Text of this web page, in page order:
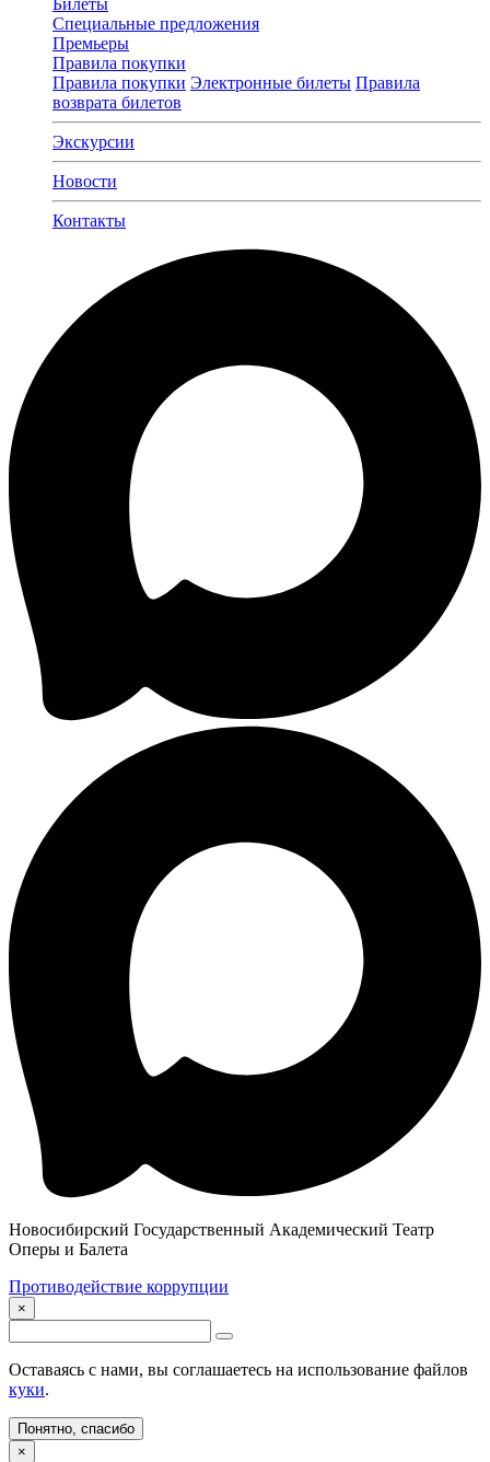
Билеты
Специальные предложения
Премьеры
Правила покупки
Правила покупки Электронные билеты Правила
возврата билетов
Экскурсии
Новости
Контакты
Новосибирский Государственный Академический Театр
Оперы и Балета
Противодействие коррупции
×
Оставаясь с нами, вы соглашаетесь на использование файлов
куки.
Понятно, спасибо
×